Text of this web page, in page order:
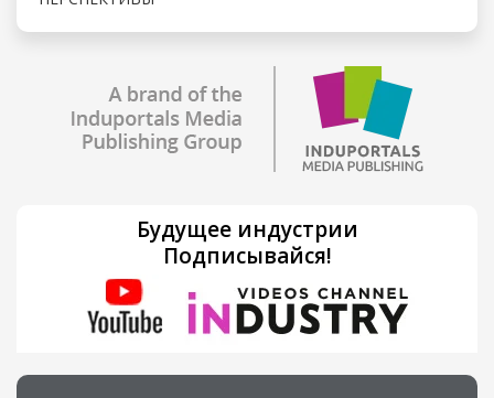
Будущее индустрии
Подписывайся!